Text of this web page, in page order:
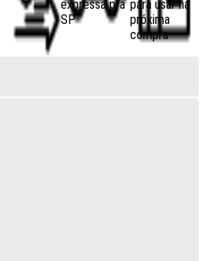
expressa pra
SP
para usar na
próxima
compra